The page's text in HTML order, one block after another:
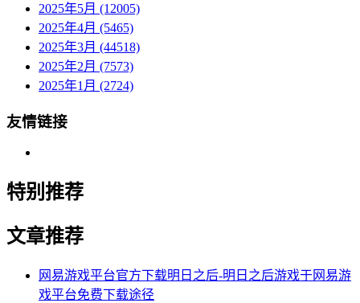
2025年5月 (12005)
2025年4月 (5465)
2025年3月 (44518)
2025年2月 (7573)
2025年1月 (2724)
友情链接
特别推荐
文章推荐
网易游戏平台官方下载明日之后-明日之后游戏于网易游
戏平台免费下载途径